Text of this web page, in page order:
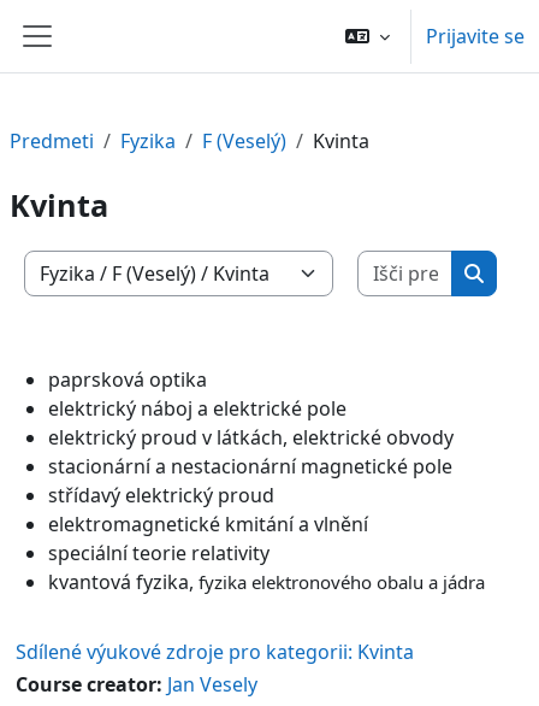
Stransko polje
Prijavite se
Predmeti Fyzika F (Veselý) Kvinta
Kvinta
Kategorije predmetov
Išči
Išči
paprsková optika
elektrický náboj a elektrické pole
elektrický proud v látkách, elektrické obvody
stacionární a nestacionární magnetické pole
střídavý elektrický proud
elektromagnetické kmitání a vlnění
speciální teorie relativity
kvantová fyzika, fyzika elektronového obalu a jádra
Sdílené výukové zdroje pro kategorii: Kvinta
Course creator: Jan Vesely